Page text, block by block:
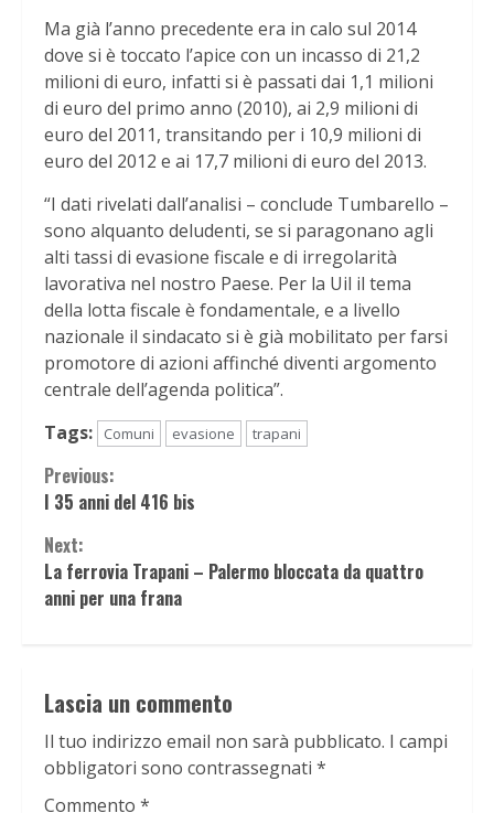
Ma già l’anno precedente era in calo sul 2014
dove si è toccato l’apice con un incasso di 21,2
milioni di euro, infatti si è passati dai 1,1 milioni
di euro del primo anno (2010), ai 2,9 milioni di
euro del 2011, transitando per i 10,9 milioni di
euro del 2012 e ai 17,7 milioni di euro del 2013.
“I dati rivelati dall’analisi – conclude Tumbarello –
sono alquanto deludenti, se si paragonano agli
alti tassi di evasione fiscale e di irregolarità
lavorativa nel nostro Paese. Per la Uil il tema
della lotta fiscale è fondamentale, e a livello
nazionale il sindacato si è già mobilitato per farsi
promotore di azioni affinché diventi argomento
centrale dell’agenda politica”.
Tags:
Comuni evasione trapani
Continue
Reading
Previous:
I 35 anni del 416 bis
Next:
La ferrovia Trapani – Palermo bloccata da quattro
anni per una frana
Lascia un commento
Il tuo indirizzo email non sarà pubblicato. I campi
obbligatori sono contrassegnati *
Commento *